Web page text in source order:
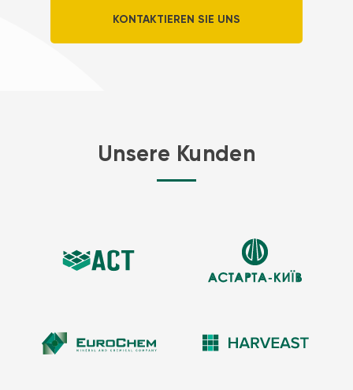
Flüssigkeiten.
KONTAKTIEREN SIE UNS
Unsere Kunden